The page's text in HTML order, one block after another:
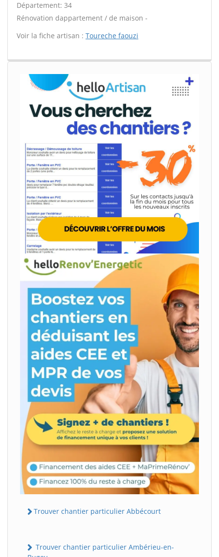
Département: 34
Rénovation dappartement / de maison -
Voir la fiche artisan : Toureche faouzi
Trouver chantier particulier Abbécourt
Trouver chantier particulier Ambérieu-en-